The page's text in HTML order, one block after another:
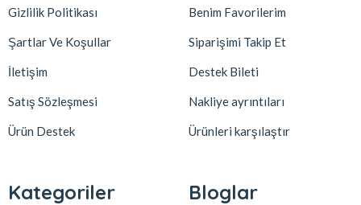
Gizlilik Politikası
Şartlar Ve Koşullar
İletişim
Satış Sözleşmesi
Ürün Destek
Benim Favorilerim
Siparişimi Takip Et
Destek Bileti
Nakliye ayrıntıları
Ürünleri karşılaştır
Kategoriler Bloglar